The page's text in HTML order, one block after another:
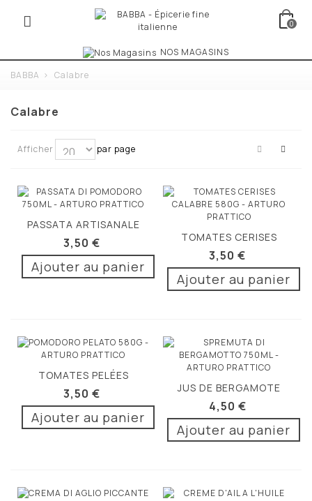
0
NOS MAGASINS
BABBA > Calabre
Calabre
Afficher par page
PASSATA ARTISANALE
CALABRE 750ML
3,50 €
Ajouter au panier
TOMATES CERISES
CALABRE 400G
3,50 €
Ajouter au panier
TOMATES PELÉES
CALABRE 580G
3,50 €
Ajouter au panier
JUS DE BERGAMOTE
CALABRE 750ML
4,50 €
Ajouter au panier